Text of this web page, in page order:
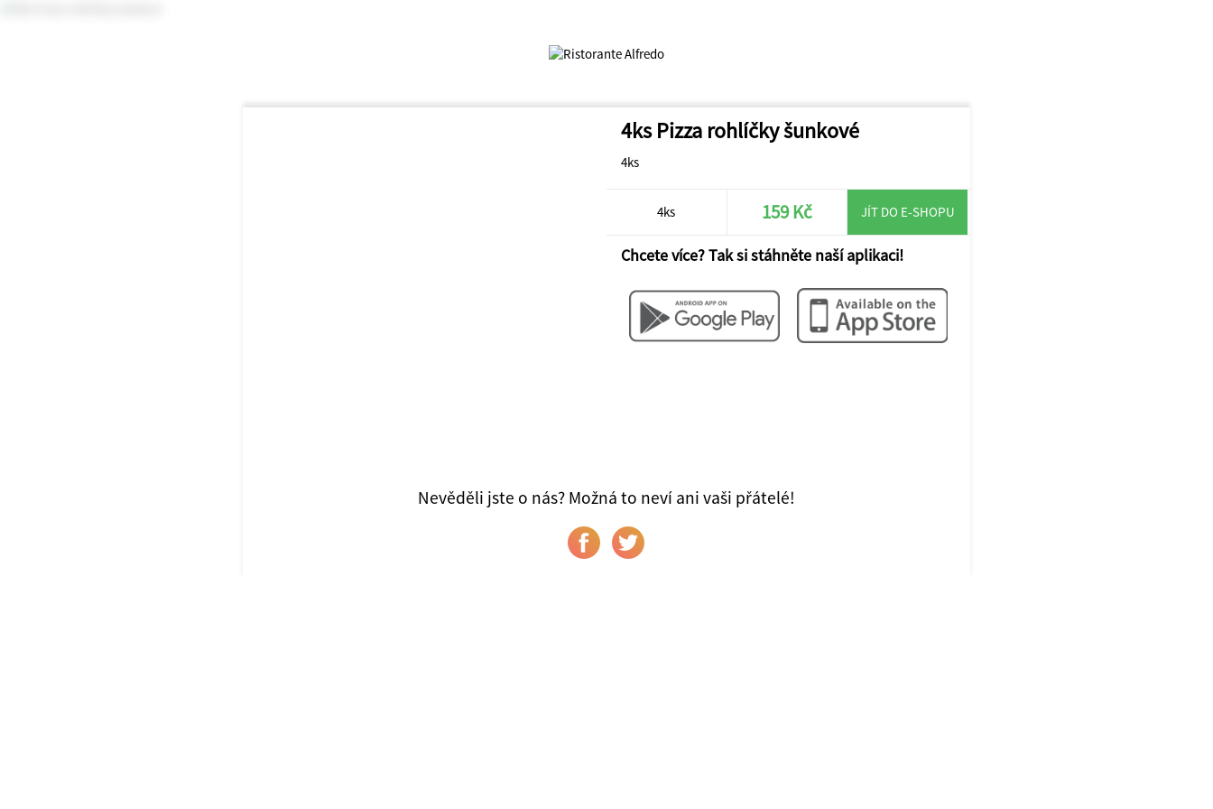
4ks Pizza rohlíčky šunkové
4ks
4ks 159 Kč JÍT DO E-SHOPU
Chcete více? Tak si stáhněte naší aplikaci!
Nevěděli jste o nás? Možná to neví ani vaši přátelé!